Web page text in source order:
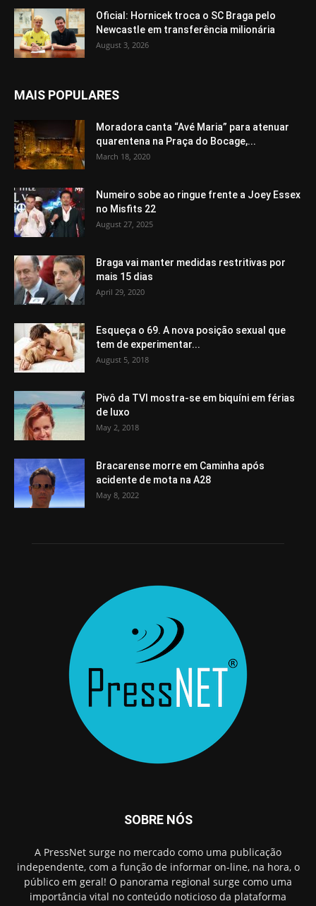
Oficial: Hornicek troca o SC Braga pelo
Newcastle em transferência milionária
August 3, 2026
MAIS POPULARES
Moradora canta “Avé Maria” para atenuar
quarentena na Praça do Bocage,...
March 18, 2020
Numeiro sobe ao ringue frente a Joey Essex
no Misfits 22
August 27, 2025
Braga vai manter medidas restritivas por
mais 15 dias
April 29, 2020
Esqueça o 69. A nova posição sexual que
tem de experimentar...
August 5, 2018
Pivô da TVI mostra-se em biquíni em férias
de luxo
May 2, 2018
Bracarense morre em Caminha após
acidente de mota na A28
May 8, 2022
SOBRE NÓS
A PressNet surge no mercado como uma publicação
independente, com a função de informar on-line, na hora, o
público em geral! O panorama regional surge como uma
importância vital no conteúdo noticioso da plataforma